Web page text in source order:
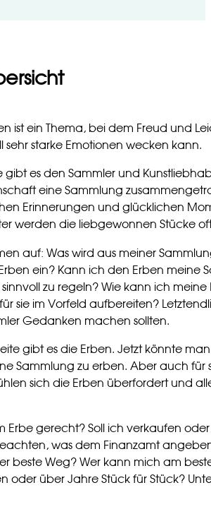
ist ein Thema, bei dem Freud und
sehr starke Emotionen wecken kann.
gibt es den Sammler und
eine Sammlung
Erinnerungen und glücklichen
werden die liebgewonnen Stücke
auf: Was wird aus meiner
ein? Kann ich den Erben meine
zu regeln? Wie kann ich
sie im Vorfeld aufbereiten?
Gedanken machen sollten.
gibt es die Erben. Jetzt könnte
Sammlung zu erben. Aber auch für
sich die Erben überfordert und
Erbe gerecht? Soll ich verkaufen
was dem Finanzamt
beste Weg? Wer kann mich am
oder über Jahre Stück für Stück?